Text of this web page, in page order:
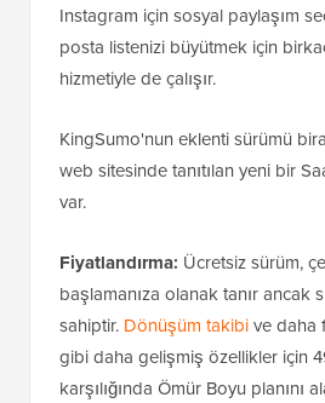
Instagram için sosyal paylaşım
posta listenizi büyütmek için
hizmetiyle de çalışır.
KingSumo'nun eklenti sürümü
web sitesinde tanıtılan yeni bir
var.
Fiyatlandırma: Ücretsiz sürüm,
başlamanıza olanak tanır ancak
sahiptir. Dönüşüm takibive daha
gibi daha gelişmiş özellikler için
karşılığında Ömür Boyu planını